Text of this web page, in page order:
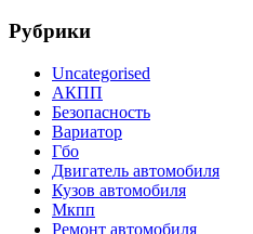
Рубрики
Uncategorised
АКПП
Безопасность
Вариатор
Гбо
Двигатель автомобиля
Кузов автомобиля
Мкпп
Ремонт автомобиля